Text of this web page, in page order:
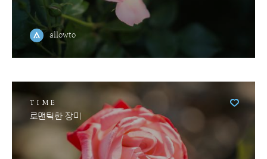
allowto
TIME
로맨틱한 장미